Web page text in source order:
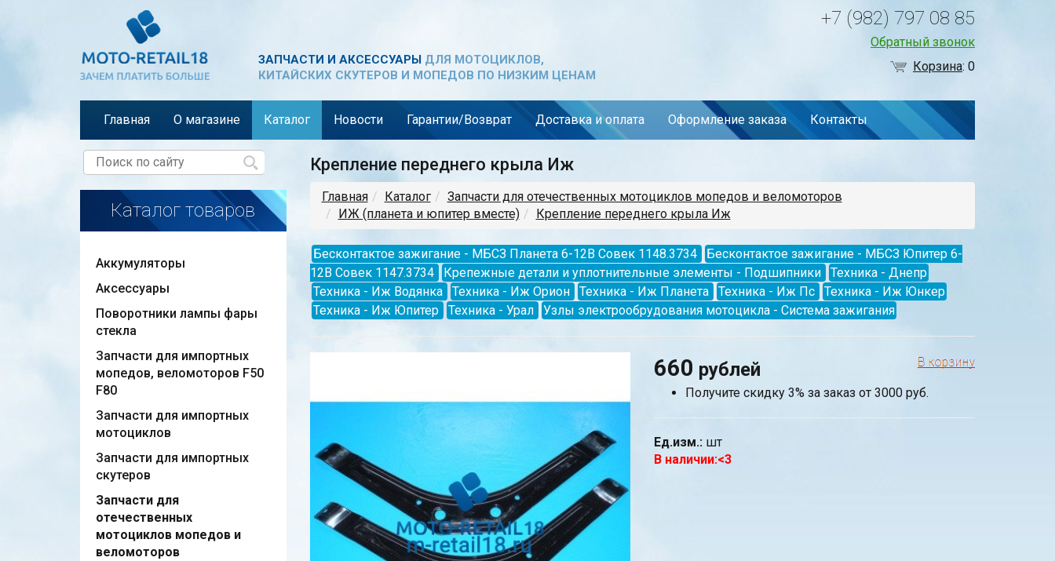
ЗАПЧАСТИ И АКСЕССУАРЫДЛЯ МОТОЦИКЛОВ,
КИТАЙСКИХ СКУТЕРОВ И МОПЕДОВ ПО НИЗКИМ ЦЕНАМ
+7 (982) 797 08 85
Обратный звонок
Корзина: 0
Главная О магазине Каталог Новости Гарантии/Возврат Доставка и оплата Оформление заказа Контакты
Каталог товаров
Аккумуляторы
Аксессуары
Поворотники лампы фары
стекла
Запчасти для импортных
мопедов, веломоторов F50
F80
Запчасти для импортных
мотоциклов
Запчасти для импортных
скутеров
Запчасти для
отечественных
мотоциклов мопедов и
веломоторов
Крепление переднего крыла Иж
Главная Каталог
Запчасти для отечественных мотоциклов мопедов и веломоторов
ИЖ (планета и юпитер вместе)
Крепление переднего крыла Иж
Бесконтактое зажигание - МБСЗ Планета 6-12В Совек 1148.3734
Бесконтактое зажигание - МБСЗ Юпитер 6-
12В Совек 1147.3734
Крепежные детали и уплотнительные элементы - Подшипники
Техника - Днепр
Техника - Иж Водянка
Техника - Иж Орион Техника - Иж Планета Техника - Иж Пс
Техника - Иж Юнкер
Техника - Иж Юпитер
Техника - Урал Узлы электрообрудования мотоцикла - Система зажигания
660 рублей
Получите скидку 3% за заказ от 3000 руб.
Ед.изм.: шт
В наличии:<3